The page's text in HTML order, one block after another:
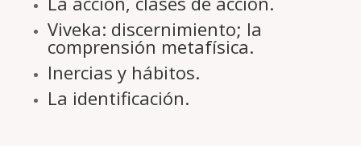
Viveka: discernimiento; la
comprensión metafísica.
Inercias y hábitos.
La identificación.